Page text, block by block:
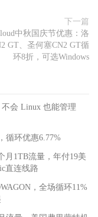
下一篇
中秋国庆节优惠：洛
GT、圣何塞CN2 GT循
环8折，可选Windows
会 Linux 也能管理
循环优惠6.77%
月1TB流量，年付19美
直连线路
，全场循环11%